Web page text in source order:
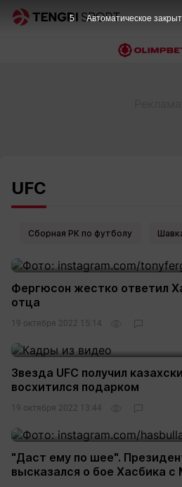
UFC
Сборная РК по футболу
Фергюсон жестко ответил
отца
19 октября 2022 15:14
Звезда UFC получил
восхитился подарком
19 октября 2022 13:44
"Даст ему по шее".
высказался о бое Хасбика с
5 Автоматическое